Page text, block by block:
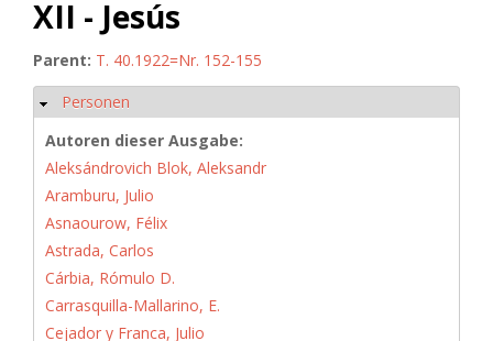
XII - Jesús
Parent: T. 40.1922=Nr. 152-155
Hide
Personen
Autoren dieser Ausgabe:
Aleksándrovich Blok, Aleksandr
Aramburu, Julio
Asnaourow, Félix
Astrada, Carlos
Cárbia, Rómulo D.
Carrasquilla-Mallarino, E.
Cejador y Franca, Julio